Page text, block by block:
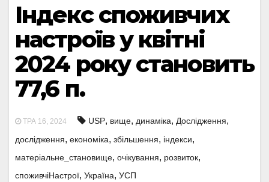
Індекс споживчих
настроїв у квітні
2024 року становить
77,6 п.
ТРА 16, 2024 USP, вище, динаміка, Дослідження,
дослідження, економіка, збільшення, індекси,
матеріальне_становище, очікування, розвиток,
споживчіНастрої, Україна, УСП